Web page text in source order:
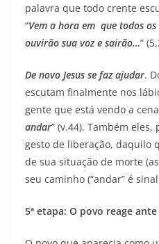
palavra que todo crente
“Vem a hora em que todos
ouvirão sua voz e sairão…”
De novo Jesus se faz ajudar.
escutam finalmente nos
gente que está vendo a
andar” (v.44). Também
gesto de liberação, daquilo
de sua situação de morte
seu caminho (“andar” é
5ª etapa: O povo reage